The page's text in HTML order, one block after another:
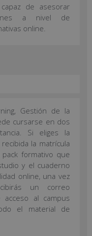
de asesorar
a nivel de
online.
Gestión de la
cursarse en dos
Si eliges la
la matrícula
formativo que
y el cuaderno
online, una vez
un correo
al campus
el material de